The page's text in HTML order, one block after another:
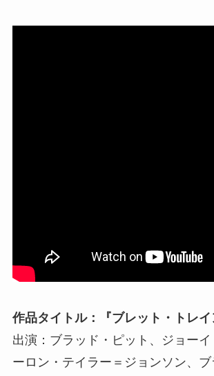
作品タイトル：『ブレット・トレイ
出演：ブラッド・ピット、ジョー
ーロン・テイラー＝ジョンソン、ブ